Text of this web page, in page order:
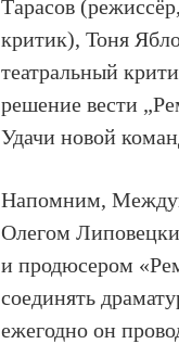
Тарасов
критик), Тоня
театральный
решение вести
Удачи новой
Напомним,
Олегом
и продюсером
соединять
ежегодно он